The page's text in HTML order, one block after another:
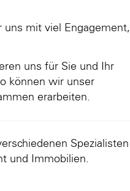
uns mit viel Engagement,
uns für Sie und Ihr
können wir unser
erarbeiten.
Spezialisten
und Immobilien.